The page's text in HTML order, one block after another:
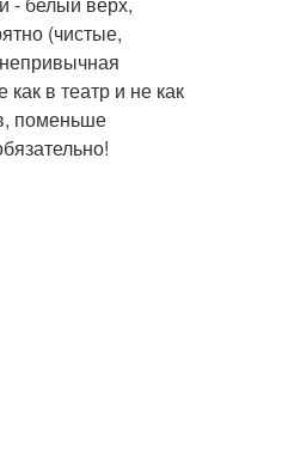
(чистые,
в театр и не как
поменьше